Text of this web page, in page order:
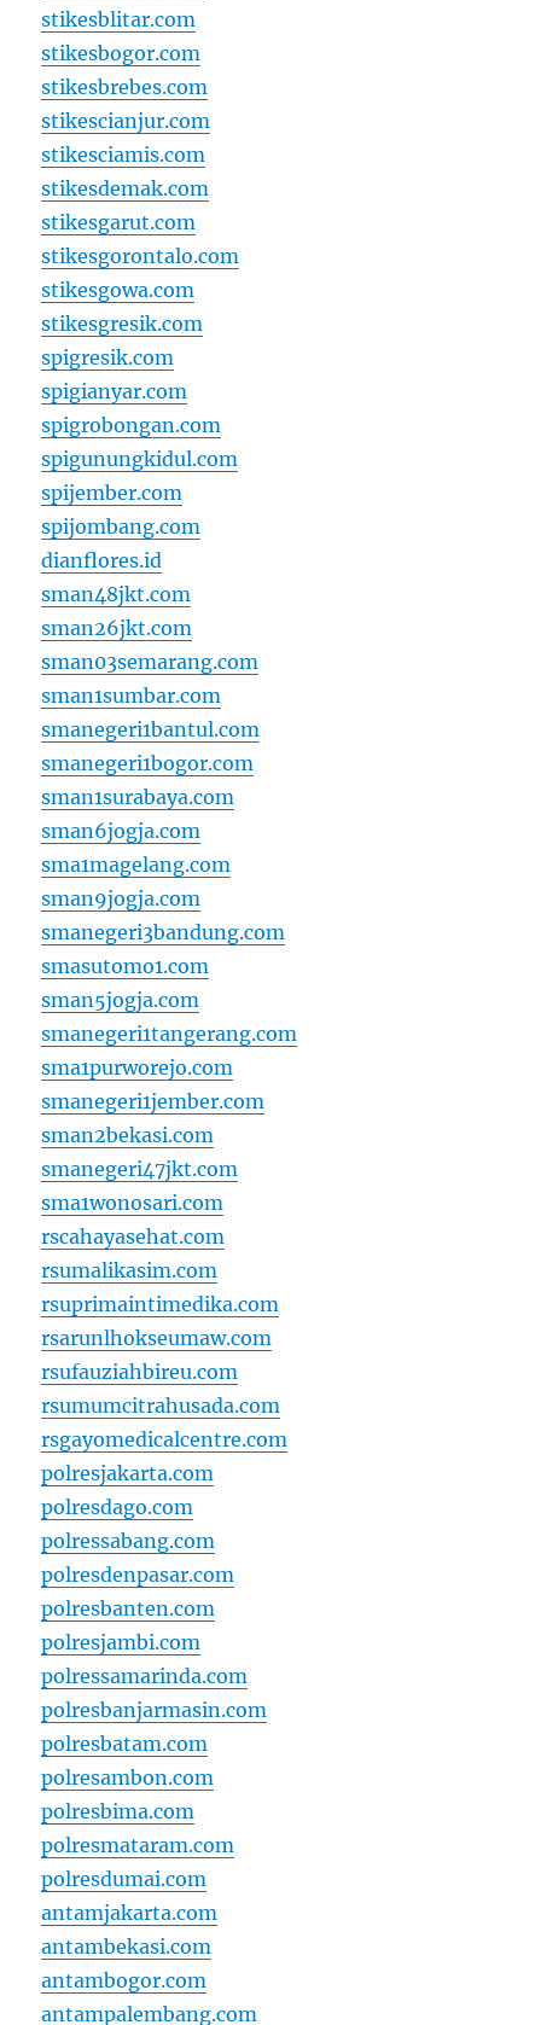
stikesblitar.com
stikesbogor.com
stikesbrebes.com
stikescianjur.com
stikesciamis.com
stikesdemak.com
stikesgarut.com
stikesgorontalo.com
stikesgowa.com
stikesgresik.com
spigresik.com
spigianyar.com
spigrobongan.com
spigunungkidul.com
spijember.com
spijombang.com
dianflores.id
sman48jkt.com
sman26jkt.com
sman03semarang.com
sman1sumbar.com
smanegeri1bantul.com
smanegeri1bogor.com
sman1surabaya.com
sman6jogja.com
sma1magelang.com
sman9jogja.com
smanegeri3bandung.com
smasutomo1.com
sman5jogja.com
smanegeri1tangerang.com
sma1purworejo.com
smanegeri1jember.com
sman2bekasi.com
smanegeri47jkt.com
sma1wonosari.com
rscahayasehat.com
rsumalikasim.com
rsuprimaintimedika.com
rsarunlhokseumaw.com
rsufauziahbireu.com
rsumumcitrahusada.com
rsgayomedicalcentre.com
polresjakarta.com
polresdago.com
polressabang.com
polresdenpasar.com
polresbanten.com
polresjambi.com
polressamarinda.com
polresbanjarmasin.com
polresbatam.com
polresambon.com
polresbima.com
polresmataram.com
polresdumai.com
antamjakarta.com
antambekasi.com
antambogor.com
antampalembang.com